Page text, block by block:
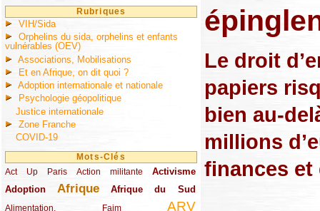
Rubriques
VIH/Sida
Orphelins du sida, orphelins et enfants
vulnérables (OEV)
Associations, Mobilisations
Et en Afrique, on dit quoi ?
Adoption internationale et nationale
Psychologie géopolitique
Justice internationale
Zone Franche
COVID-19
Mots-Clés
Act Up Paris
(49/289) Action militante
(32/289) Activisme
(73/289)
Adoption
(82/289) Afrique
(161/289) Afrique du Sud
(73/289)
Alimentation, Faim
(48/289) ARV
(203/289)
Le droit
papiers
bien au-
millions
finances et